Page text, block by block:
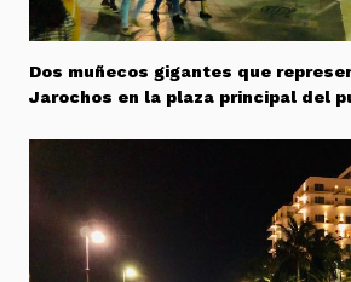
Dos muñecos gigantes que
Jarochos en la plaza principal del